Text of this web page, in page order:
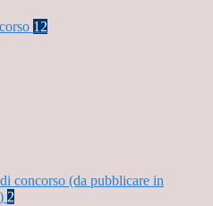
12
concorso (da pubblicare in
2